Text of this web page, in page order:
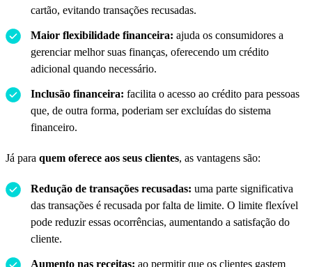
cartão, evitando transações recusadas.
Maior flexibilidade financeira: ajuda os consumidores a
gerenciar melhor suas finanças, oferecendo um crédito
adicional quando necessário.
Inclusão financeira: facilita o acesso ao crédito para pessoas
que, de outra forma, poderiam ser excluídas do sistema
financeiro.
Já para quem oferece aos seus clientes, as vantagens são:
Redução de transações recusadas: uma parte significativa
das transações é recusada por falta de limite. O limite flexível
pode reduzir essas ocorrências, aumentando a satisfação do
cliente.
Aumento nas receitas: ao permitir que os clientes gastem